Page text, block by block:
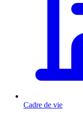
Cadre de vie